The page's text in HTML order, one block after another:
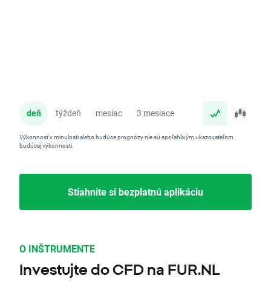
deň týždeň mesiac 3 mesiace
Výkonnosť v minulosti alebo budúce prognózy nie sú spoľahlivým ukazovateľom
budúcej výkonnosti.
Stiahnite si bezplatnú aplikáciu
O INŠTRUMENTE
Investujte do CFD na FUR.NL